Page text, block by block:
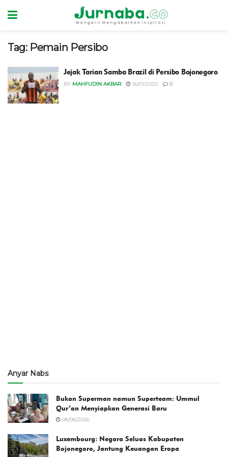
Tag: Pemain Persibo
Jejak Tarian Samba Brazil di Persibo Bojonegoro
BY MAHFUDIN AKBAR 16/01/2020 0
Anyar Nabs
Bukan Superman namun Superteam: Ummul
Qur’an Menyiapkan Generasi Baru
08/08/2026
Luxembourg: Negara Seluas Kabupaten
Bojonegoro, Jantung Keuangan Eropa